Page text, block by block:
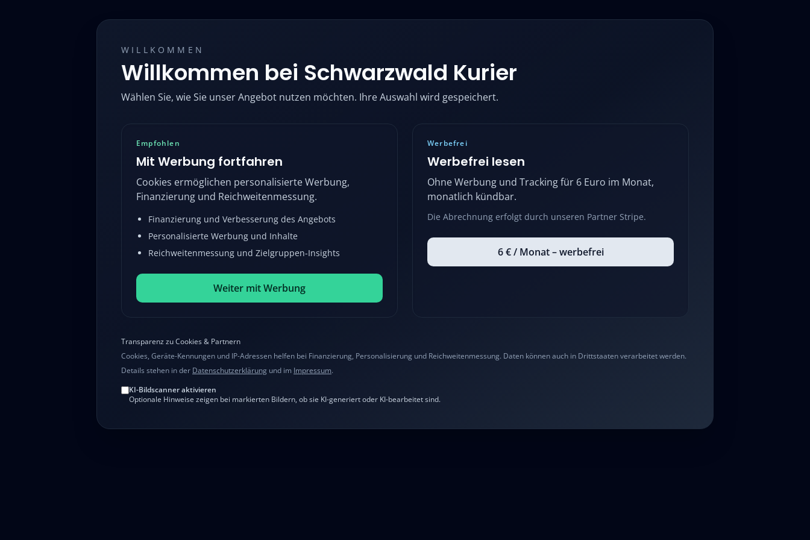
WILLKOMMEN
Willkommen bei Schwarzwald Kurier
Wählen Sie, wie Sie unser Angebot nutzen möchten. Ihre Auswahl wird gespeichert.
Empfohlen
Mit Werbung fortfahren
Cookies ermöglichen personalisierte Werbung,
Finanzierung und Reichweitenmessung.
Finanzierung und Verbesserung des Angebots
Personalisierte Werbung und Inhalte
Reichweitenmessung und Zielgruppen-Insights
Weiter mit Werbung
Werbefrei
Werbefrei lesen
Ohne Werbung und Tracking für 6 Euro im Monat,
monatlich kündbar.
Die Abrechnung erfolgt durch unseren Partner Stripe.
6 € / Monat – werbefrei
Transparenz zu Cookies & Partnern
Cookies, Geräte-Kennungen und IP-Adressen helfen bei Finanzierung, Personalisierung und Reichweitenmessung. Daten können auch in Drittstaaten verarbeitet werden.
Details stehen in der Datenschutzerklärung und im Impressum.
KI-Bildscanner aktivieren
Optionale Hinweise zeigen bei markierten Bildern, ob sie KI-generiert oder KI-bearbeitet sind.